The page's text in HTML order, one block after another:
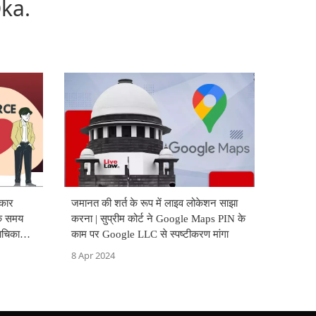
समय
जमानत की शर्त के रूप में लाइव लोकेशन साझा
करना | सुप्रीम कोर्ट ने Google Maps PIN के
काम पर Google LLC से स्पष्टीकरण मांगा
8 Apr 2024